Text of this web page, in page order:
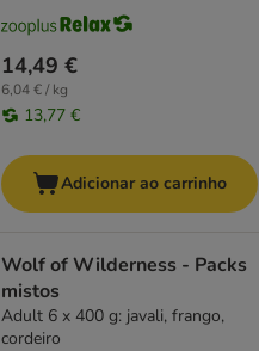
14,49 €
6,04 € / kg
13,77 €
Adicionar ao carrinho
Wolf of Wilderness - Packs
mistos
Adult 6 x 400 g: javali, frango,
cordeiro